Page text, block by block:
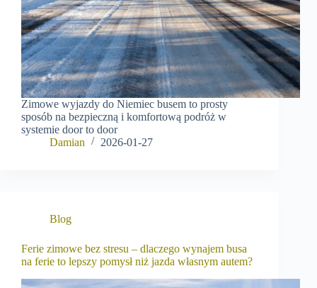
Zimowe wyjazdy do Niemiec busem to prosty
sposób na bezpieczną i komfortową podróż w
systemie door to door
Damian
2026-01-27
Blog
Ferie zimowe bez stresu – dlaczego wynajem busa
na ferie to lepszy pomysł niż jazda własnym autem?